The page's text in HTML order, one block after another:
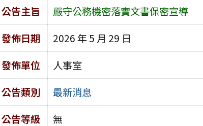
公告主旨
嚴守公務機密落實文書保密宣導
發佈日期
2026 年 5 月 29 日
發佈單位
人事室
公告類別
最新消息
公告等級
無